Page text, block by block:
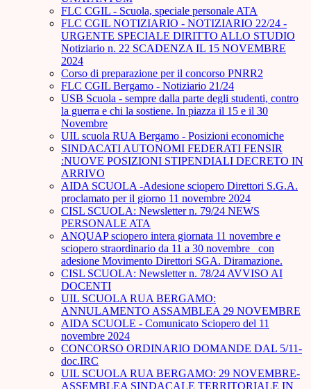
FLC CGIL - Scuola, speciale personale ATA
FLC CGIL NOTIZIARIO - NOTIZIARIO 22/24 -
URGENTE SPECIALE DIRITTO ALLO STUDIO
Notiziario n. 22 SCADENZA IL 15 NOVEMBRE
2024
Corso di preparazione per il concorso PNRR2
FLC CGIL Bergamo - Notiziario 21/24
USB Scuola - sempre dalla parte degli studenti, contro
la guerra e chi la sostiene. In piazza il 15 e il 30
Novembre
UIL scuola RUA Bergamo - Posizioni economiche
SINDACATI AUTONOMI FEDERATI FENSIR
:NUOVE POSIZIONI STIPENDIALI DECRETO IN
ARRIVO
AIDA SCUOLA -Adesione sciopero Direttori S.G.A.
proclamato per il giorno 11 novembre 2024
CISL SCUOLA: Newsletter n. 79/24 NEWS
PERSONALE ATA
ANQUAP sciopero intera giornata 11 novembre e
sciopero straordinario da 11 a 30 novembre_ con
adesione Movimento Direttori SGA. Diramazione.
CISL SCUOLA: Newsletter n. 78/24 AVVISO AI
DOCENTI
UIL SCUOLA RUA BERGAMO:
ANNULAMENTO ASSAMBLEA 29 NOVEMBRE
AIDA SCUOLE - Comunicato Sciopero del 11
novembre 2024
CONCORSO ORDINARIO DOMANDE DAL 5/11-
doc.IRC
UIL SCUOLA RUA BERGAMO: 29 NOVEMBRE-
ASSEMBLEA SINDACALE TERRITORIALE IN